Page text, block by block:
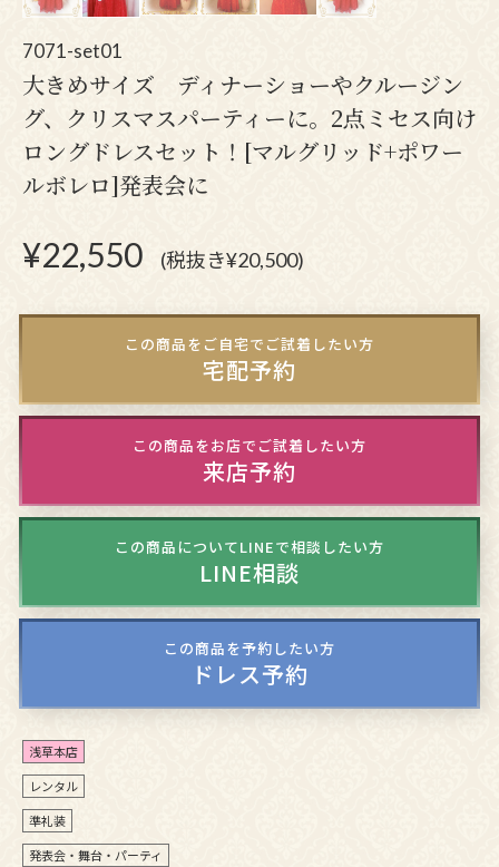
7071-set01
大きめサイズ ディナーショーやクルージン
グ、クリスマスパーティーに。2点ミセス向け
ロングドレスセット！[マルグリッド+ポワー
ルボレロ]発表会に
¥22,550 (税抜き¥20,500)
この商品をご自宅でご試着したい方
宅配予約
この商品をお店でご試着したい方
来店予約
この商品についてLINEで相談したい方
LINE相談
この商品を予約したい方
ドレス予約
浅草本店
レンタル
準礼装
発表会・舞台・パーティ